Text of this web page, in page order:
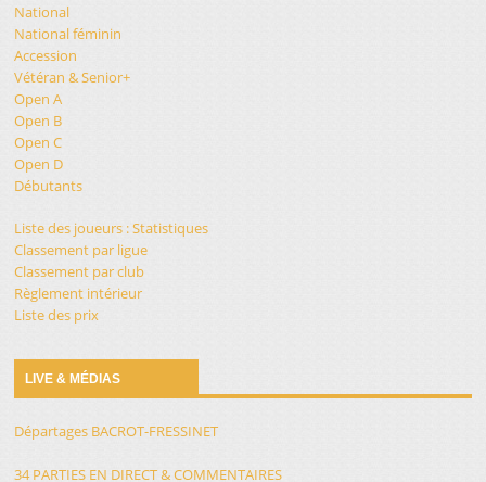
National
National féminin
Accession
Vétéran & Senior+
Open A
Open B
Open C
Open D
Débutants
Liste des joueurs : Statistiques
Classement par ligue
Classement par club
Règlement intérieur
Liste des prix
LIVE & MÉDIAS
Départages BACROT-FRESSINET
34 PARTIES EN DIRECT & COMMENTAIRES